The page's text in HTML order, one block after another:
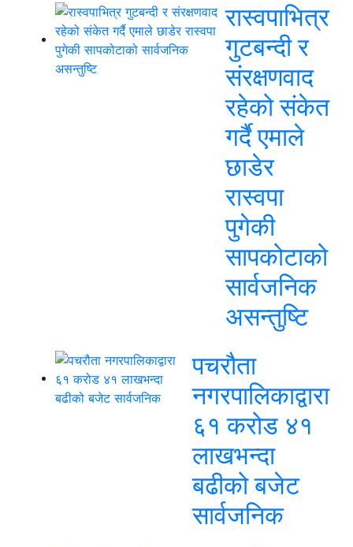
रास्वपाभित्र
गुटबन्दी र
संरक्षणवाद
रहेको संकेत
गर्दै एमाले
छाडेर
रास्वपा
पुगेकी
सापकोटाको
सार्वजनिक
असन्तुष्टि
पचरौता
नगरपालिकाद्वारा
६१ करोड ४१
लाखभन्दा
बढीको बजेट
सार्वजनिक